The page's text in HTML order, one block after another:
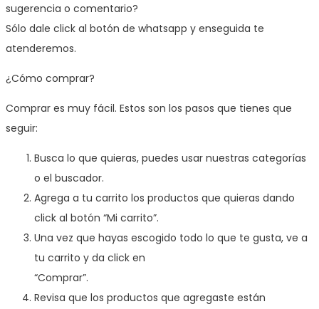
sugerencia o comentario?
Sólo dale click al botón de whatsapp y enseguida te
atenderemos.
¿Cómo comprar?
Comprar es muy fácil. Estos son los pasos que tienes que
seguir:
Busca lo que quieras, puedes usar nuestras categorías
o el buscador.
Agrega a tu carrito los productos que quieras dando
click al botón “Mi carrito”.
Una vez que hayas escogido todo lo que te gusta, ve a
tu carrito y da click en
“Comprar”.
Revisa que los productos que agregaste están